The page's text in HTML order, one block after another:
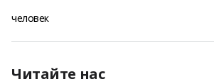
человек
Читайте нас